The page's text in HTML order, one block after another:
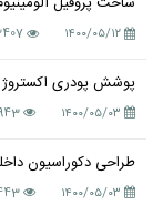
۱۴۰۰/۰۵/۱۲
پوشش پودری
۱۴۰۰/۰۵/۰۳
طراحی دکوراسیون
۱۴۰۰/۰۵/۰۳